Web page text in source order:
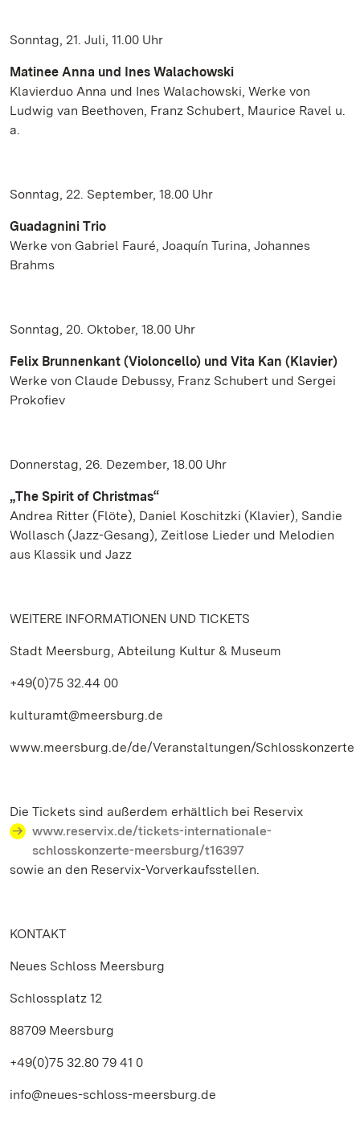
Sonntag, 21. Juli, 11.00 Uhr
Matinee Anna und Ines Walachowski
Klavierduo Anna und Ines Walachowski, Werke von
Ludwig van Beethoven, Franz Schubert, Maurice Ravel u.
a.
Sonntag, 22. September, 18.00 Uhr
Guadagnini Trio
Werke von Gabriel Fauré, Joaquín Turina, Johannes
Brahms
Sonntag, 20. Oktober, 18.00 Uhr
Felix Brunnenkant (Violoncello) und Vita Kan (Klavier)
Werke von Claude Debussy, Franz Schubert und Sergei
Prokofiev
Donnerstag, 26. Dezember, 18.00 Uhr
„The Spirit of Christmas“
Andrea Ritter (Flöte), Daniel Koschitzki (Klavier), Sandie
Wollasch (Jazz-Gesang), Zeitlose Lieder und Melodien
aus Klassik und Jazz
WEITERE INFORMATIONEN UND TICKETS
Stadt Meersburg, Abteilung Kultur & Museum
+49(0)75 32.44 00
kulturamt@meersburg.de
www.meersburg.de/de/Veranstaltungen/Schlosskonzerte
Die Tickets sind außerdem erhältlich bei Reservix
www.reservix.de/tickets-internationale-
schlosskonzerte-meersburg/t16397
sowie an den Reservix-Vorverkaufsstellen.
KONTAKT
Neues Schloss Meersburg
Schlossplatz 12
88709 Meersburg
+49(0)75 32.80 79 41 0
info@neues-schloss-meersburg.de